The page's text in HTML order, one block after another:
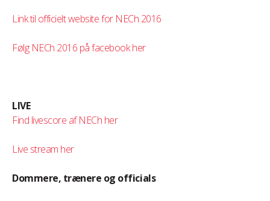
Link til officielt website for NECh 2016
Følg NECh 2016 på facebook her
LIVE
Find livescore af NECh her
Live stream her
Dommere, trænere og officials